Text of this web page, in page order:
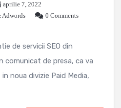
aprilie 7, 2022
Adwords
0 Comments
de servicii SEO din
comunicat de presa, ca va
noua divizie Paid Media,